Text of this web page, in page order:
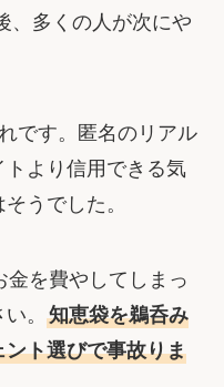
、多くの人が次にや
す。匿名のリアル
より信用できる気
うでした。
金を費やしてしまっ
。 知恵袋を鵜呑み
ト選びで事故りま